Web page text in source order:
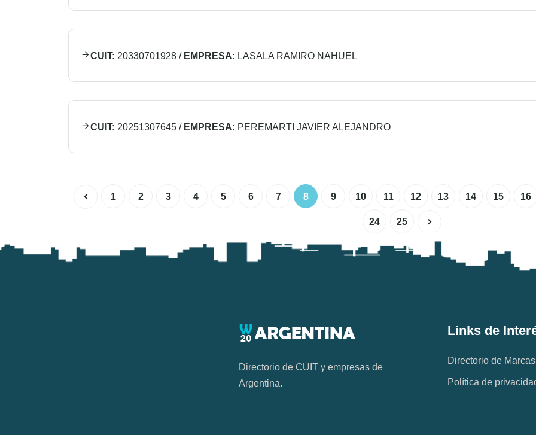
CUIT: 20330701928 / EMPRESA: LASALA RAMIRO NAHUEL
CUIT: 20251307645 / EMPRESA: PEREMARTI JAVIER ALEJANDRO
1 2 3 4 5 6 7 8 9 10 11 12 13 14 15 16
24 25
Directorio de CUIT y empresas de
Argentina.
Links de
Directorio de Marcas
Política de